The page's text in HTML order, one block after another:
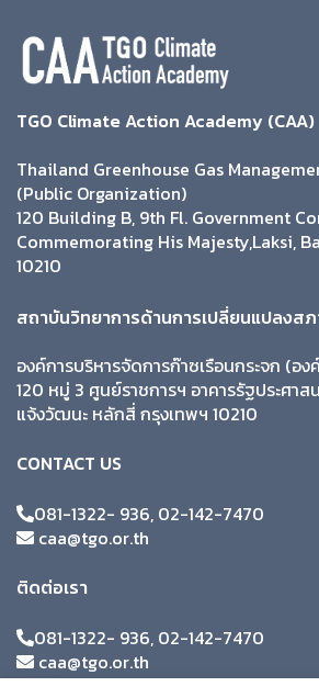
TGO Climate Action Academy (CAA)
Thailand Greenhouse Gas
(Public Organization)
120 Building B, 9th Fl. Government
Commemorating His Majesty,Laksi,
10210
สถาบันวิทยาการด้านการเปลี่ยนแปลงส
องค์การบริหารจัดการก๊าซเรือนกระจก (อ
120 หมู่ 3 ศูนย์ราชการฯ อาคารรัฐประศา
แจ้งวัฒนะ หลักสี่ กรุงเทพฯ 10210
CONTACT US
081-1322- 936, 02-142-7470
caa@tgo.or.th
ติดต่อเรา
081-1322- 936, 02-142-7470
caa@tgo.or.th